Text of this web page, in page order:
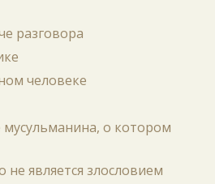
разговора
человеке
мусульманина, о котором
не является злословием